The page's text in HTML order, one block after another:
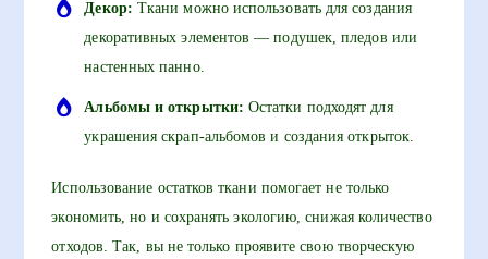
Декор: Ткани можно использовать для создания
декоративных элементов — подушек, пледов или
настенных панно.
Альбомы и открытки: Остатки подходят для
украшения скрап-альбомов и создания открыток.
Использование остатков ткани помогает не только
экономить, но и сохранять экологию, снижая количество
отходов. Так, вы не только проявите свою творческую